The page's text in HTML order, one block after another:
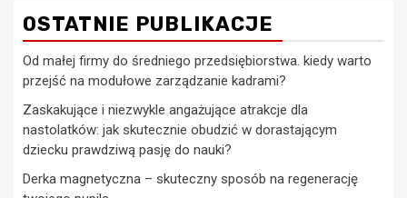
OSTATNIE PUBLIKACJE
Od małej firmy do średniego przedsiębiorstwa. kiedy warto
przejść na modułowe zarządzanie kadrami?
Zaskakujące i niezwykle angażujące atrakcje dla
nastolatków: jak skutecznie obudzić w dorastającym
dziecku prawdziwą pasję do nauki?
Derka magnetyczna – skuteczny sposób na regenerację